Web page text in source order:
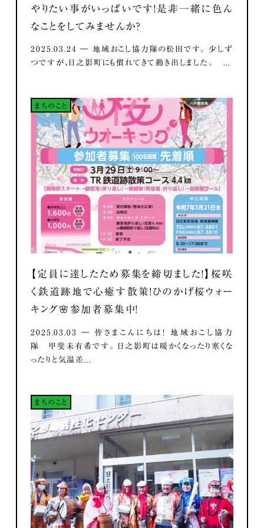
やりたい事がいっぱいです！是非一緒に色ん
なことをしてみませんか？
2025.03.24 ― 地域おこし協力隊の松田です。 少しず
つですが、日之影町にも慣れてきて動き出しました。 ...
まちのこと
【定員に達したため募集を締切ました！】桜咲
く鉄道跡地で心癒す散策！ひのかげ桜ウォー
キング🌸参加者募集中！
2025.03.03 ― 皆さまこんにちは！ 地域おこし協力
隊 甲斐未有希です。 日之影町は暖かくなったり寒くな
ったりと気温差...
まちのこと